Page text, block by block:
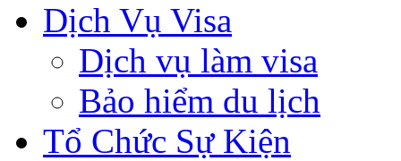
Dịch Vụ Visa
Dịch vụ làm visa
Bảo hiểm du lịch
Tổ Chức Sự Kiện